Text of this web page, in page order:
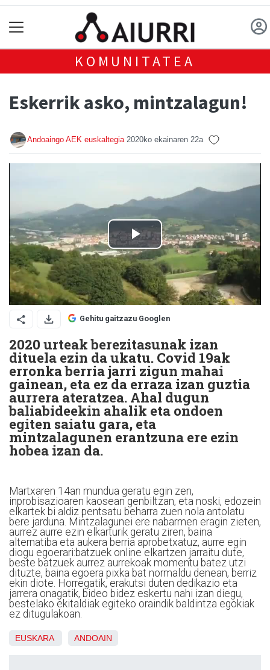
KOMUNITATEA
Eskerrik asko, mintzalagun!
Andoaingo AEK euskaltegia 2020ko ekainaren 22a
Gehitu gaitzazu Googlen
2020 urteak berezitasunak izan
dituela ezin da ukatu. Covid 19ak
erronka berria jarri zigun mahai
gainean, eta ez da erraza izan guztia
aurrera ateratzea. Ahal dugun
baliabideekin ahalik eta ondoen
egiten saiatu gara, eta
mintzalagunen erantzuna ere ezin
hobea izan da.
Martxaren 14an mundua geratu egin zen,
inprobisazioaren kaosean genbiltzan, eta noski, edozein
elkartek bi aldiz pentsatu beharra zuen nola antolatu
bere jarduna. Mintzalagunei ere nabarmen eragin zieten,
aurrez aurre ezin elkarturik geratu ziren, baina
alternatiba eta aukera berria aprobetxatuz, aurre egin
diogu egoerari:batzuek online elkartzen jarraitu dute,
beste batzuek aurrez aurrekoak momentu batez utzi
dituzte, baina egoera pixka bat normaldu denean, berriz
ekin diote. Horregatik, erakutsi duten dedikazio eta
jarrera onagatik, bideo bidez eskertu nahi izan diegu,
bestelako ekitaldiak egiteko oraindik baldintza egokiak
ez ditugulakoan.
EUSKARA ANDOAIN